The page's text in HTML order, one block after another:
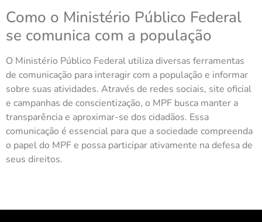
Como o Ministério Público Federal
se comunica com a população
O Ministério Público Federal utiliza diversas ferramentas
de comunicação para interagir com a população e informar
sobre suas atividades. Através de redes sociais, site oficial
e campanhas de conscientização, o MPF busca manter a
transparência e aproximar-se dos cidadãos. Essa
comunicação é essencial para que a sociedade compreenda
o papel do MPF e possa participar ativamente na defesa de
seus direitos.